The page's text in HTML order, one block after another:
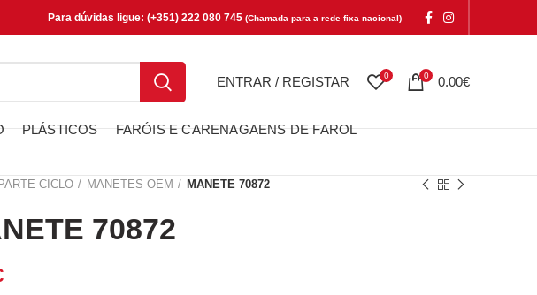
Para dúvidas ligue: (+351) 222 080 745 (Chamada para a rede fixa nacional)
ENTRAR / REGISTAR 0 0 0.00€
PLÁSTICOS FARÓIS E CARENAGAENS DE FAROL
PARTE CICLO MANETES OEM MANETE 70872
70872